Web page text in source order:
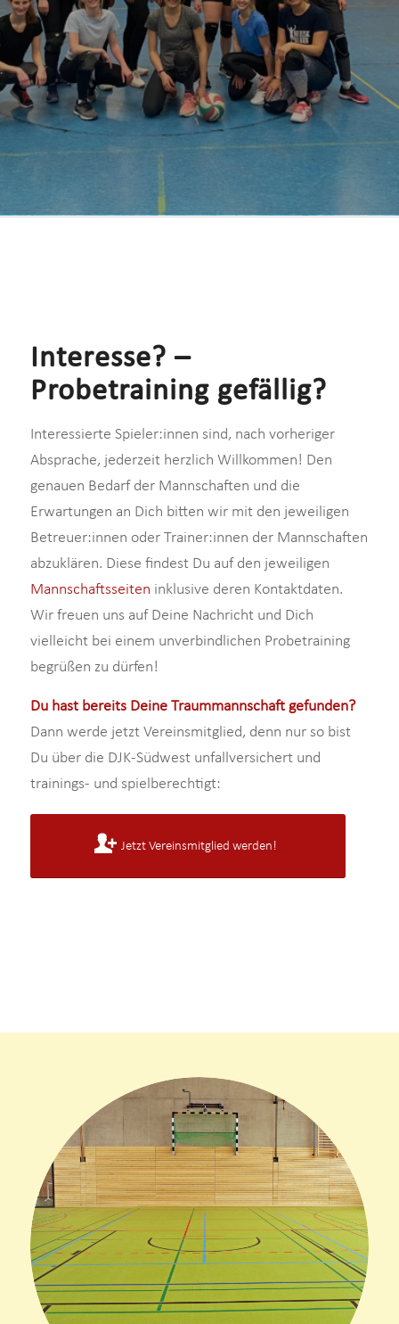
Interesse? –
Probetraining gefällig?
Interessierte Spieler:innen sind, nach vorheriger
Absprache, jederzeit herzlich Willkommen! Den
genauen Bedarf der Mannschaften und die
Erwartungen an Dich bitten wir mit den jeweiligen
Betreuer:innen oder Trainer:innen der Mannschaften
abzuklären. Diese findest Du auf den jeweiligen
Mannschaftsseiten inklusive deren Kontaktdaten.
Wir freuen uns auf Deine Nachricht und Dich
vielleicht bei einem unverbindlichen Probetraining
begrüßen zu dürfen!
Du hast bereits Deine Traummannschaft gefunden?
Dann werde jetzt Vereinsmitglied, denn nur so bist
Du über die DJK-Südwest unfallversichert und
trainings- und spielberechtigt:
Jetzt Vereinsmitglied werden!